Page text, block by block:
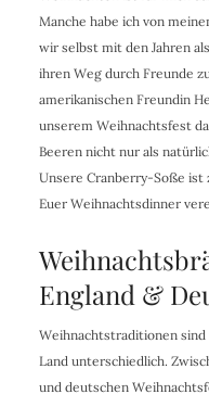
Manche habe ich von
wir selbst mit den Jahren
ihren Weg durch Freunde
amerikanischen Freundin
unserem Weihnachtsfest
Beeren nicht nur als
Unsere Cranberry-Soße ist
Euer Weihnachtsdinner
England &
Weihnachtstraditionen sind
Land unterschiedlich.
und deutschen